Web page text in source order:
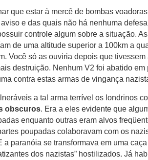
que estar à mercê de bombas
e das quais não há nenhuma
controle algum sobre a situação.
de uma altitude superior a 100km a
Você só as ouviria depois que
destruição. Nenhum V2 foi abatido em
contra estas armas de vingança
a tal arma terrível os londrinos
obscuros. Era a eles evidente que
enquanto outras eram alvos
poupadas colaboravam com os
a paranóia se transformava em uma
dos nazistas” hostilizados. Já